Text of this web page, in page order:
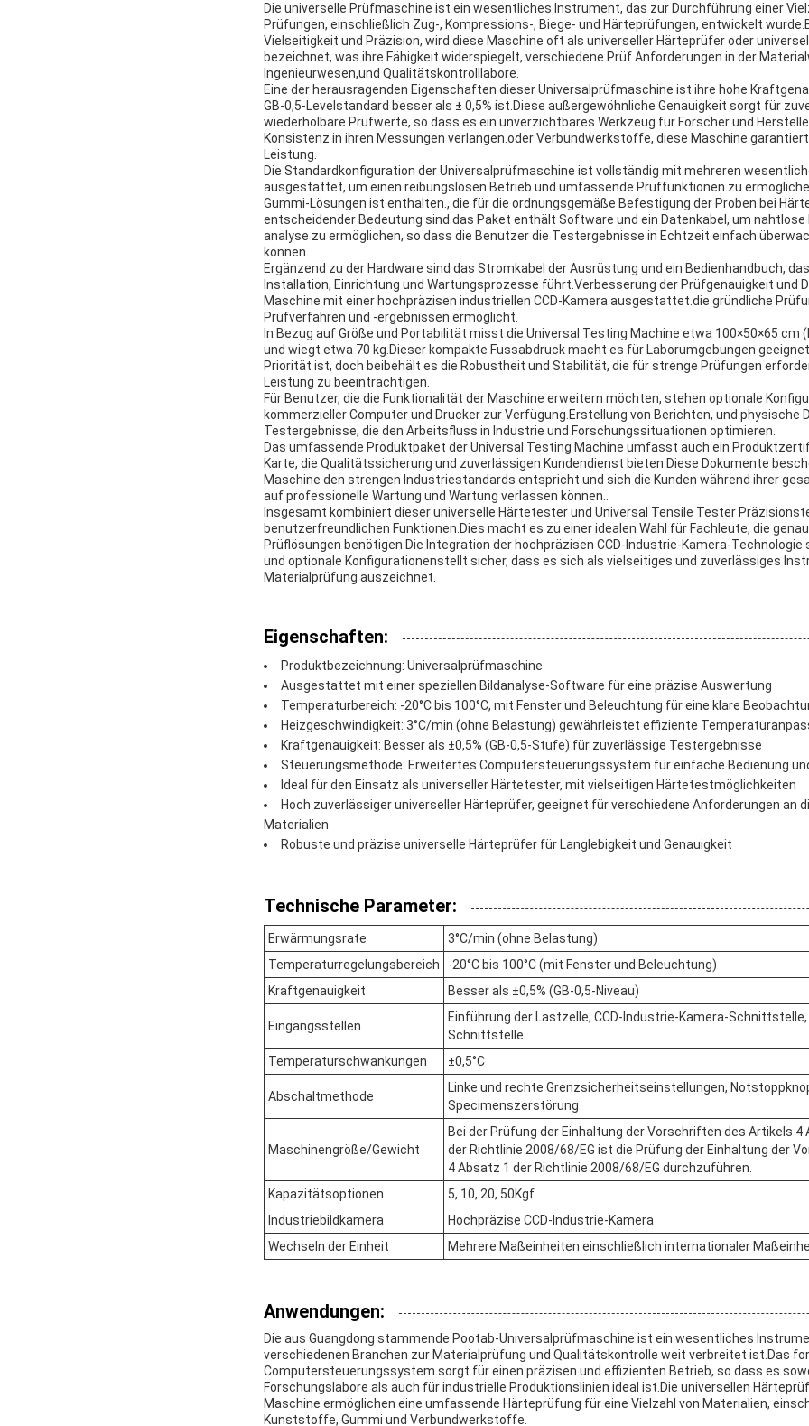
Die universelle Prüfmaschine ist ein wesentliches Instrument, das zur Durchführung einer
Prüfungen, einschließlich Zug-, Kompressions-, Biege- und Härteprüfungen, entwickelt
Vielseitigkeit und Präzision, wird diese Maschine oft als universeller Härteprüfer oder
bezeichnet, was ihre Fähigkeit widerspiegelt, verschiedene Prüf Anforderungen in der
Ingenieurwesen,und Qualitätskontrolllabore.
Eine der herausragenden Eigenschaften dieser Universalprüfmaschine ist ihre hohe
GB-0,5-Levelstandard besser als ± 0,5% ist.Diese außergewöhnliche Genauigkeit sorgt für
wiederholbare Prüfwerte, so dass es ein unverzichtbares Werkzeug für Forscher und
Konsistenz in ihren Messungen verlangen.oder Verbundwerkstoffe, diese Maschine
Leistung.
Die Standardkonfiguration der Universalprüfmaschine ist vollständig mit mehreren
ausgestattet, um einen reibungslosen Betrieb und umfassende Prüffunktionen zu
Gummi-Lösungen ist enthalten., die für die ordnungsgemäße Befestigung der Proben bei
entscheidender Bedeutung sind.das Paket enthält Software und ein Datenkabel, um
analyse zu ermöglichen, so dass die Benutzer die Testergebnisse in Echtzeit einfach
können.
Ergänzend zu der Hardware sind das Stromkabel der Ausrüstung und ein Bedienhandbuch,
Installation, Einrichtung und Wartungsprozesse führt.Verbesserung der Prüfgenauigkeit und
Maschine mit einer hochpräzisen industriellen CCD-Kamera ausgestattet.die gründliche
Prüfverfahren und -ergebnissen ermöglicht.
In Bezug auf Größe und Portabilität misst die Universal Testing Machine etwa 100×50×65 cm
und wiegt etwa 70 kg.Dieser kompakte Fussabdruck macht es für Laborumgebungen
Priorität ist, doch beibehält es die Robustheit und Stabilität, die für strenge Prüfungen
Leistung zu beeinträchtigen.
Für Benutzer, die die Funktionalität der Maschine erweitern möchten, stehen optionale
kommerzieller Computer und Drucker zur Verfügung.Erstellung von Berichten, und physische
Testergebnisse, die den Arbeitsfluss in Industrie und Forschungssituationen optimieren.
Das umfassende Produktpaket der Universal Testing Machine umfasst auch ein
Karte, die Qualitätssicherung und zuverlässigen Kundendienst bieten.Diese Dokumente
Maschine den strengen Industriestandards entspricht und sich die Kunden während ihrer
auf professionelle Wartung und Wartung verlassen können..
Insgesamt kombiniert dieser universelle Härtetester und Universal Tensile Tester
benutzerfreundlichen Funktionen.Dies macht es zu einer idealen Wahl für Fachleute, die
Prüflösungen benötigen.Die Integration der hochpräzisen CCD-Industrie-Kamera-
und optionale Konfigurationenstellt sicher, dass es sich als vielseitiges und zuverlässiges
Materialprüfung auszeichnet.
Eigenschaften:
Produktbezeichnung: Universalprüfmaschine
Ausgestattet mit einer speziellen Bildanalyse-Software für eine präzise Auswertung
Temperaturbereich: -20°C bis 100°C, mit Fenster und Beleuchtung für eine klare
Heizgeschwindigkeit: 3°C/min (ohne Belastung) gewährleistet effiziente
Kraftgenauigkeit: Besser als ±0,5% (GB-0,5-Stufe) für zuverlässige Testergebnisse
Steuerungsmethode: Erweitertes Computersteuerungssystem für einfache Bedienung
Ideal für den Einsatz als universeller Härtetester, mit vielseitigen Härtetestmöglichkeiten
Hoch zuverlässiger universeller Härteprüfer, geeignet für verschiedene Anforderungen an
Materialien
Robuste und präzise universelle Härteprüfer für Langlebigkeit und Genauigkeit
Technische Parameter:
Erwärmungsrate
3°C/min (ohne Belastung)
Temperaturregelungsbereich
-20°C bis 100°C (mit Fenster und Beleuchtung)
Kraftgenauigkeit
Besser als ±0,5% (GB-0,5-Niveau)
Eingangsstellen
Einführung der Lastzelle, CCD-Industrie-Kamera-
Schnittstelle
Temperaturschwankungen
±0,5°C
Abschaltmethode
Linke und rechte Grenzsicherheitseinstellungen,
Specimenszerstörung
Maschinengröße/Gewicht
Bei der Prüfung der Einhaltung der Vorschriften des Artikels 4
der Richtlinie 2008/68/EG ist die Prüfung der Einhaltung der
4 Absatz 1 der Richtlinie 2008/68/EG durchzuführen.
Kapazitätsoptionen
5, 10, 20, 50Kgf
Industriebildkamera
Hochpräzise CCD-Industrie-Kamera
Wechseln der Einheit
Mehrere Maßeinheiten einschließlich internationaler
Anwendungen:
Die aus Guangdong stammende Pootab-Universalprüfmaschine ist ein wesentliches
verschiedenen Branchen zur Materialprüfung und Qualitätskontrolle weit verbreitet ist.Das
Computersteuerungssystem sorgt für einen präzisen und effizienten Betrieb, so dass es
Forschungslabore als auch für industrielle Produktionslinien ideal ist.Die universellen
Maschine ermöglichen eine umfassende Härteprüfung für eine Vielzahl von Materialien,
Kunststoffe, Gummi und Verbundwerkstoffe.